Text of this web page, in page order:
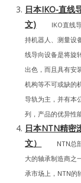
日本IKO-直线
文)
IKO直线导
持机器人、测量
线导向设备是将旋
出色，而且具有安
机构等不可或缺
导轨为主，并有本
列，产品的优异性
日本NTN精密
文）
NTN总部
大的轴承制造商之
承市场上，NTN的